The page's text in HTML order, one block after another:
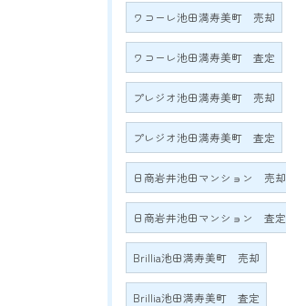
ワコーレ池田満寿美町 売却
ワコーレ池田満寿美町 査定
プレジオ池田満寿美町 売却
プレジオ池田満寿美町 査定
日商岩井池田マンション 売却
日商岩井池田マンション 査定
Brillia池田満寿美町 売却
Brillia池田満寿美町 査定